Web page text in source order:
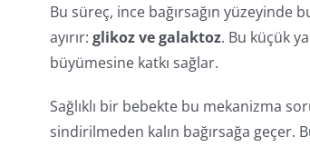
Bu süreç, ince bağırsağın yüzeyinde
ayırır:glikoz ve galaktoz. Bu küçük
büyümesine katkı sağlar.
Sağlıklı bir bebekte bu mekanizma
sindirilmeden kalın bağırsağa